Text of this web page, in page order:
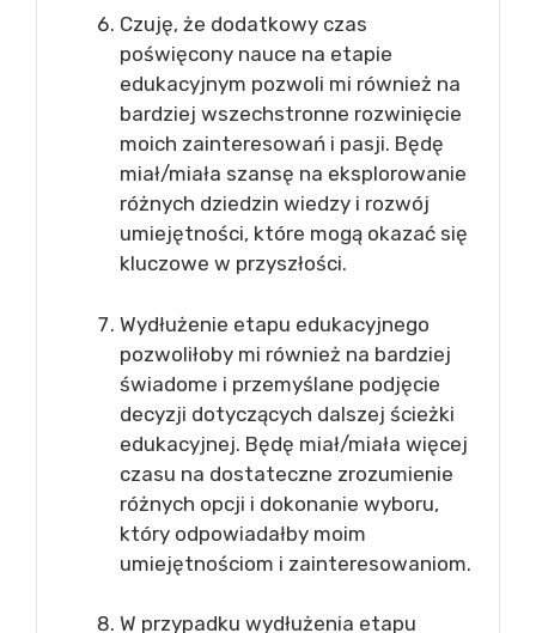
Czuję, że dodatkowy czas
poświęcony nauce na etapie
edukacyjnym pozwoli mi również na
bardziej wszechstronne rozwinięcie
moich zainteresowań i pasji. Będę
miał/miała szansę na eksplorowanie
różnych dziedzin wiedzy i rozwój
umiejętności, które mogą okazać się
kluczowe w przyszłości.
Wydłużenie etapu edukacyjnego
pozwoliłoby mi również na bardziej
świadome i przemyślane podjęcie
decyzji dotyczących dalszej ścieżki
edukacyjnej. Będę miał/miała więcej
czasu na dostateczne zrozumienie
różnych opcji i dokonanie wyboru,
który odpowiadałby moim
umiejętnościom i zainteresowaniom.
W przypadku wydłużenia etapu